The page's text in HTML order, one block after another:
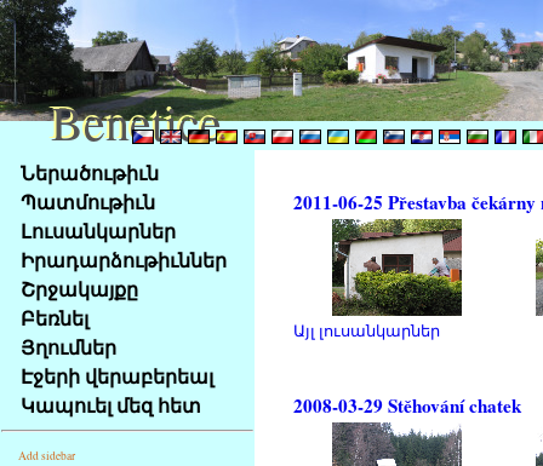
Na
obsah
stránky
Klávesové
zkratky
tomto
webu
základní
Hlavní
strana
Ներածութիւն
Պատմութիւն
Լուսանկարներ
Իրադարձութիւններ
Շրջակայքը
Բեռնել
Յղումներ
Էջերի վերաբերեալ
Կապուել մեզ հետ
Add sidebar
2011-06-25 Přestavba
Այլ լուսանկարներ
2008-03-29 Stěhování chatek
Benetice
Benetice